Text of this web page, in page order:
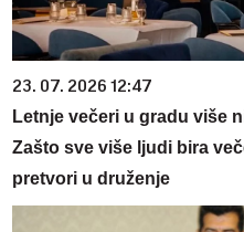
23. 07. 2026 12:47
Letnje večeri u gradu više
Zašto sve više ljudi bira
pretvori u druženje